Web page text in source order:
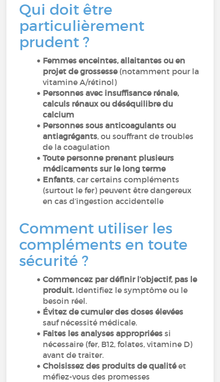
Qui doit être
particulièrement
prudent ?
Femmes enceintes, allaitantes ou en
projet de grossesse(notamment pour la
vitamine A/rétinol)
Personnes avec insuffisance rénale,
calculs rénaux ou déséquilibre du
calcium
Personnes sous anticoagulants ou
antiagrégants, ou souffrant de troubles
de la coagulation
Toute personne prenant plusieurs
médicaments sur le long terme
Enfants, car certains compléments
(surtout le fer) peuvent être dangereux
en cas d’ingestion accidentelle
Comment utiliser les
compléments en toute
sécurité ?
Commencez par définir l’objectif, pas le
produit.Identifiez le symptôme ou le
besoin réel.
Évitez de cumuler des doses élevées
sauf nécessité médicale.
Faites les analyses appropriées si
nécessaire (fer, B12, folates, vitamine D)
avant de traiter.
Choisissez des produits de qualitéet
méfiez-vous des promesses